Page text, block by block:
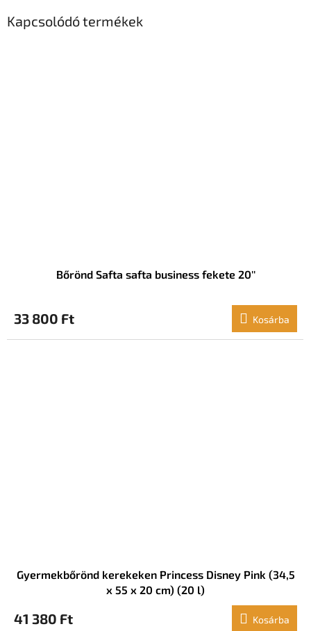
Kapcsolódó termékek
Bőrönd Safta safta business fekete 20''
33 800 Ft Kosárba
Gyermekbőrönd kerekeken Princess Disney Pink (34,5
x 55 x 20 cm) (20 l)
41 380 Ft Kosárba